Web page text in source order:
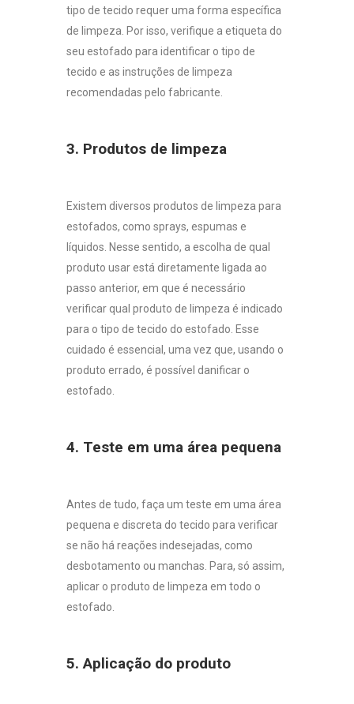
tipo de tecido requer uma forma específica
de limpeza. Por isso, verifique a etiqueta do
seu estofado para identificar o tipo de
tecido e as instruções de limpeza
recomendadas pelo fabricante.
3. Produtos de limpeza
Existem diversos produtos de limpeza para
estofados, como sprays, espumas e
líquidos. Nesse sentido, a escolha de qual
produto usar está diretamente ligada ao
passo anterior, em que é necessário
verificar qual produto de limpeza é indicado
para o tipo de tecido do estofado. Esse
cuidado é essencial, uma vez que, usando o
produto errado, é possível danificar o
estofado.
4. Teste em uma área pequena
Antes de tudo, faça um teste em uma área
pequena e discreta do tecido para verificar
se não há reações indesejadas, como
desbotamento ou manchas. Para, só assim,
aplicar o produto de limpeza em todo o
estofado.
5. Aplicação do produto